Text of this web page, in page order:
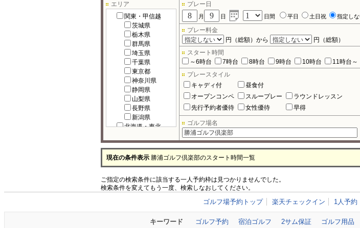
エリア
関東・甲信越
茨城県
栃木県
群馬県
埼玉県
千葉県
東京都
神奈川県
静岡県
山梨県
長野県
新潟県
北海道・東北
宮城県
福島県
青森県
山形県
プレー日
月 日 日間 平日 土日祝 指定し
プレー料金
円（総額）から
円（総額）
スタート時間
～6時台
7時台 8時台 9時台 10時台
11時台～
プレースタイル
キャディ付
昼食付
オープンコンペ
スループレー
ラウンドレッスン
先行予約者優待
女性優待 早得
ゴルフ場名
現在の条件表示 勝浦ゴルフ倶楽部のスタート時間一覧
ご指定の検索条件に該当する一人予約枠は見つかりませんでした。
検索条件を変えてもう一度、検索しなおしてください。
ゴルフ場予約トップ 楽天チェックイン 1人予約
キーワード ゴルフ予約 宿泊ゴルフ 2サム保証 ゴルフ用品